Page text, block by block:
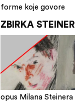
forme koje govore
ZBIRKA
opus Milana Steinera